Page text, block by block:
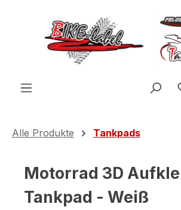
Zum Hauptinhalt springen
Alle Produkte Tankpads
Motorrad 3D
Tankpad - Weiß